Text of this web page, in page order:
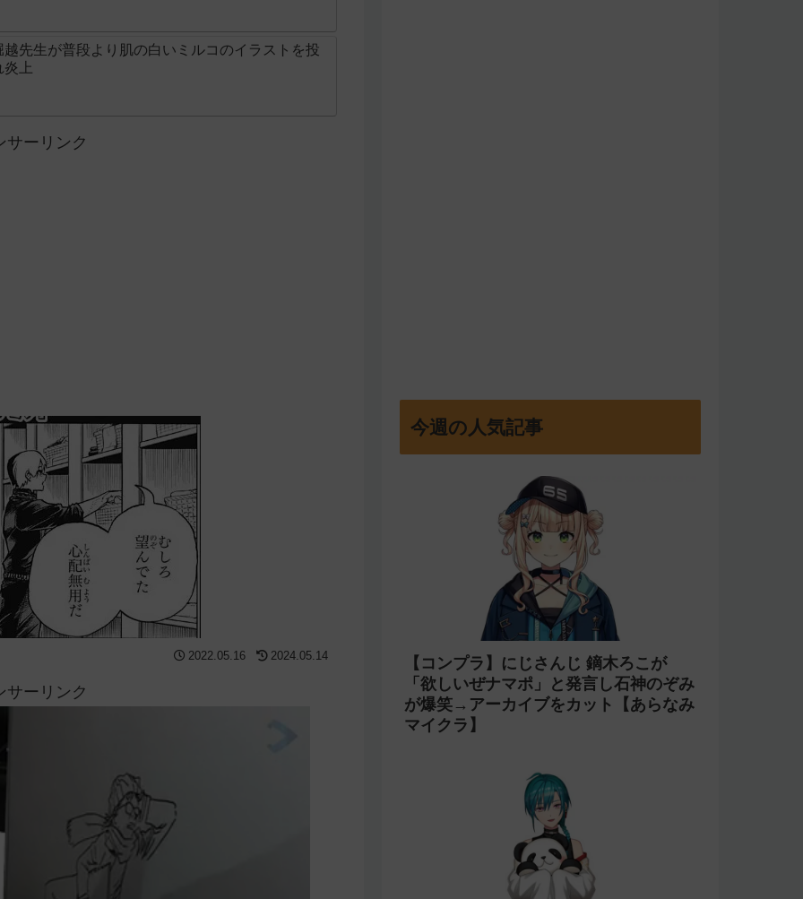
先生が普段より肌の白いミルコのイラストを投
炎上
サーリンク
2022.05.16 2024.05.14
サーリンク
今週の人気記事
【コンプラ】にじさんじ 鏑木ろこが
「欲しいぜナマポ」と発言し石神のぞみ
が爆笑→アーカイブをカット【あらなみ
マイクラ】